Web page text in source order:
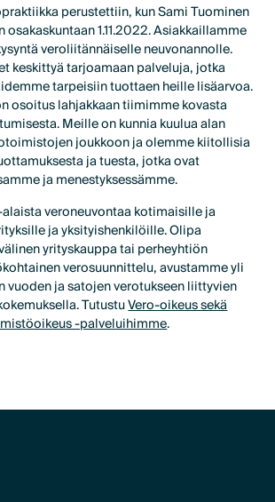
perustettiin, kun Sami Tuominen
1.11.2022. Asiakkaillamme
veroliitännäiselle neuvonannolle.
keskittyä tarjoamaan palveluja, jotka
tarpeisiin tuottaen heille lisäarvoa.
osoitus lahjakkaan tiimimme kovasta
Meille on kunnia kuulua alan
joukkoon ja olemme kiitollisia
ja tuesta, jotka ovat
ja menestyksessämme.
veroneuvontaa kotimaisille ja
ja yksityishenkilöille. Olipa
yrityskauppa tai perheyhtiön
verosuunnittelu, avustamme yli
vuoden ja satojen verotukseen liittyvien
TutustuVero-oikeus sekä
-palveluihimme.